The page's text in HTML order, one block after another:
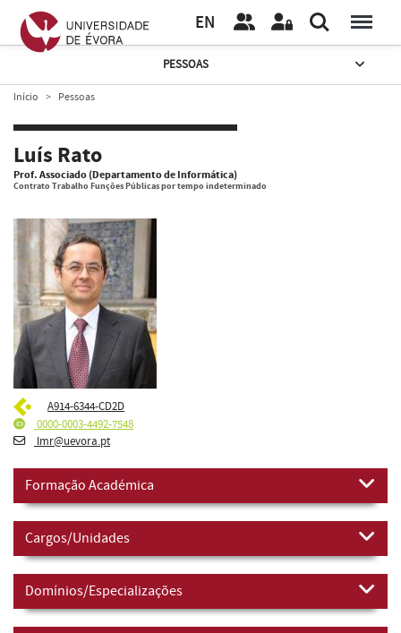
EN
PESSOAS
Início Pessoas
Luís Rato
Prof. Associado (Departamento de Informática)
Contrato Trabalho Funções Públicas por tempo indeterminado
A914-6344-CD2D
0000-0003-4492-7548
lmr@uevora.pt
Formação Académica
Cargos/Unidades
Domínios/Especializações